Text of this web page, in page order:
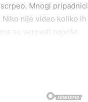
Mnogi pripadnici
nije video koliko ih
su verovali najviše.
koga mu je stalo, on
je pogrešio. Upravo